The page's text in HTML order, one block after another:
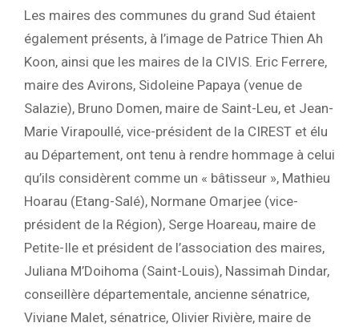
Les maires des communes du grand Sud étaient
également présents, à l’image de Patrice Thien Ah
Koon, ainsi que les maires de la CIVIS. Eric Ferrere,
maire des Avirons, Sidoleine Papaya (venue de
Salazie), Bruno Domen, maire de Saint-Leu, et Jean-
Marie Virapoullé, vice-président de la CIREST et élu
au Département, ont tenu à rendre hommage à celui
qu’ils considèrent comme un « bâtisseur », Mathieu
Hoarau (Etang-Salé), Normane Omarjee (vice-
président de la Région), Serge Hoareau, maire de
Petite-Ile et président de l’association des maires,
Juliana M’Doihoma (Saint-Louis), Nassimah Dindar,
conseillère départementale, ancienne sénatrice,
Viviane Malet, sénatrice, Olivier Rivière, maire de